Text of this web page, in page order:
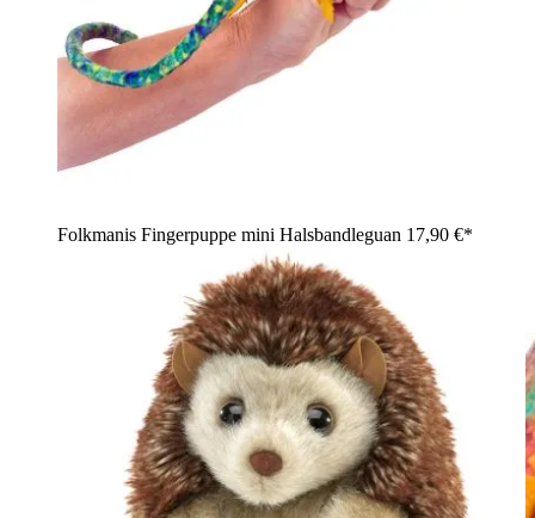
Folkmanis Fingerpuppe mini Halsbandleguan 17,90 €*